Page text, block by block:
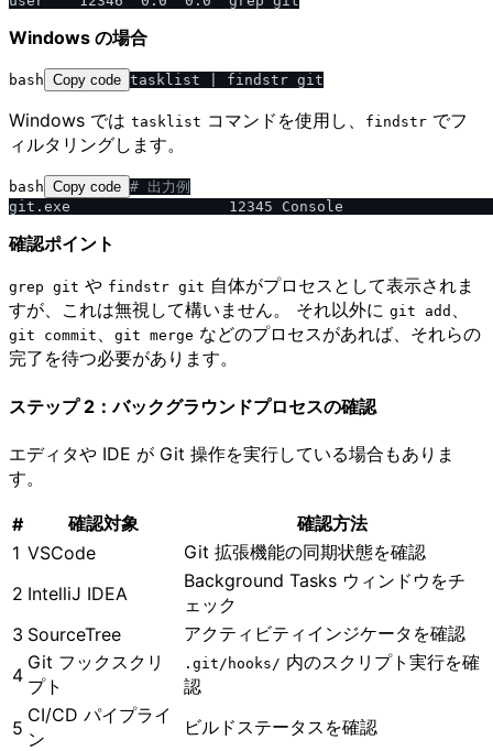
Windows の場合
bash Copy code
Windows では tasklist コマンドを使用し、 findstr でフ
ィルタリングします。
bash Copy code # 出力例
確認ポイント
grep git や findstr git 自体がプロセスとして表示されま
すが、これは無視して構いません。 それ以外に git add 、
git commit 、 git merge などのプロセスがあれば、それらの
完了を待つ必要があります。
ステップ 2：バックグラウンドプロセスの確認
エディタや IDE が Git 操作を実行している場合もありま
す。
# 確認対象
確認方法
1 VSCode
Git 拡張機能の同期状態を確認
2 IntelliJ IDEA
Background Tasks ウィンドウをチ
ェック
3 SourceTree
アクティビティインジケータを確認
4
Git フックスクリ
プト
.git​/​hooks​/​ 内のスクリプト実行を確
認
5
CI/CD パイプライ
ン
ビルドステータスを確認